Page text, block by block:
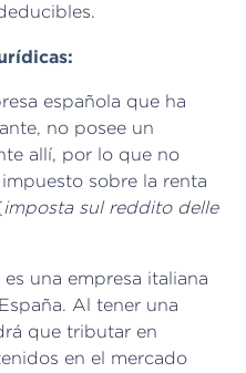
española que ha
no posee un
allí, por lo que no
sobre la renta
imposta sul reddito delle
una empresa italiana
Al tener una
que tributar en
en el mercado